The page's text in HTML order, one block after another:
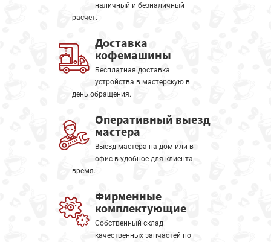
наличный и безналичный
расчет.
Доставка
кофемашины
Бесплатная доставка
устройства в мастерскую в
день обращения.
Оперативный выезд
мастера
Выезд мастера на дом или в
офис в удобное для клиента
время.
Фирменные
комплектующие
Собственный склад
качественных запчастей по